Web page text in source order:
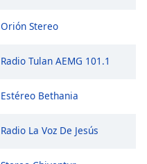
Orión Stereo
Radio Tulan AEMG 101.1
Estéreo Bethania
Radio La Voz De Jesús